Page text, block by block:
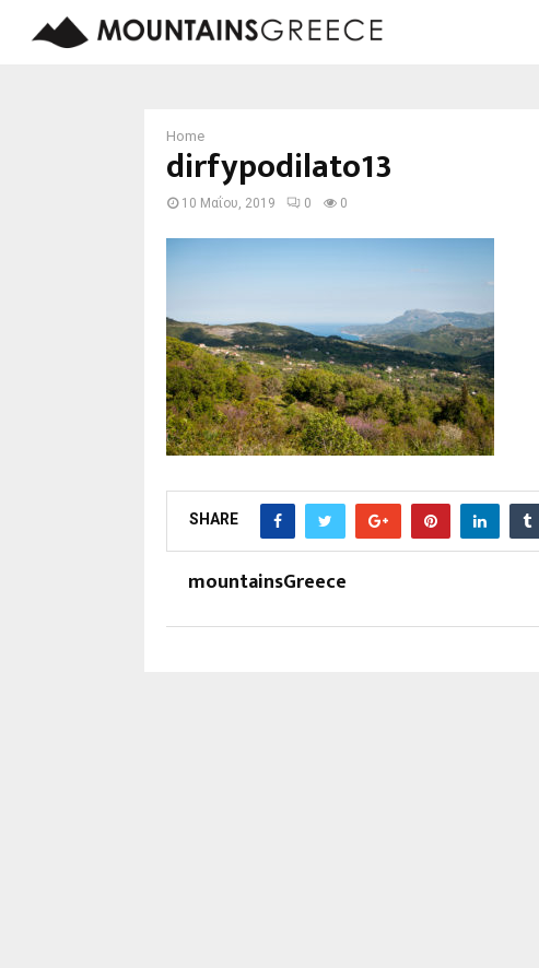
Home
dirfypodilato13
10 Μαΐου, 2019 0 0
SHARE
mountainsGreece